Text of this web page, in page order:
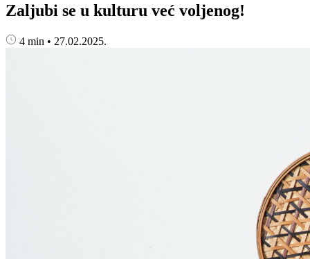
Zaljubi se u kulturu već voljenog!
4 min • 27.02.2025.